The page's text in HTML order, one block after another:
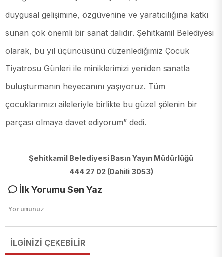
duygusal gelişimine, özgüvenine ve yaratıcılığına katkı
sunan çok önemli bir sanat dalıdır. Şehitkamil Belediyesi
olarak, bu yıl üçüncüsünü düzenlediğimiz Çocuk
Tiyatrosu Günleri ile miniklerimizi yeniden sanatla
buluşturmanın heyecanını yaşıyoruz. Tüm
çocuklarımızı aileleriyle birlikte bu güzel şölenin bir
parçası olmaya davet ediyorum” dedi.
Şehitkamil Belediyesi Basın Yayın Müdürlüğü
444 27 02 (Dahili 3053)
İlk Yorumu Sen Yaz
İLGİNİZİ ÇEKEBİLİR